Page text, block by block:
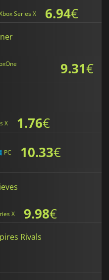
Series X 6.94€
9.31€
X 1.76€
PC 10.33€
X 9.98€
Rivals